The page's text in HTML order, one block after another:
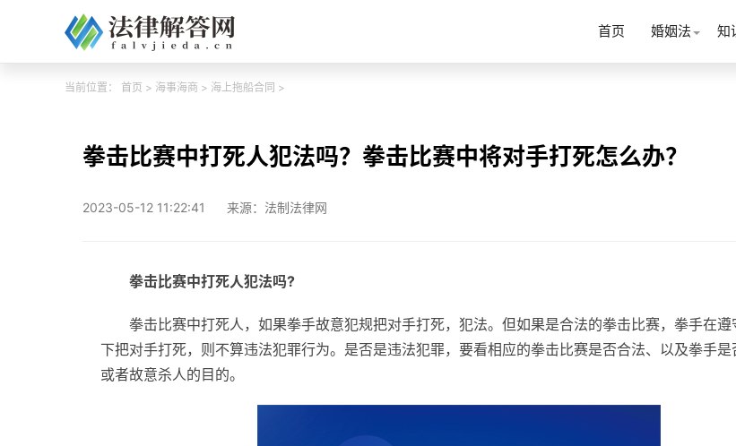
首页 婚姻法 知
当前位置： 首页 > 海事海商 > 海上拖船合同 >
拳击比赛中打死人犯法吗？拳击比赛中将对手打死怎么办？
2023-05-12 11:22:41 来源：法制法律网
拳击比赛中打死人犯法吗?
拳击比赛中打死人，如果拳手故意犯规把对手打死，犯法。但如果是合法的拳击比赛，拳手在
下把对手打死，则不算违法犯罪行为。是否是违法犯罪，要看相应的拳击比赛是否合法、以及拳手是
或者故意杀人的目的。